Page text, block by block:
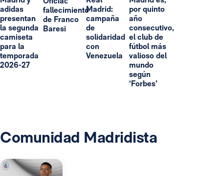
adidas
presentan
la segunda
camiseta
para la
temporada
2026-27
fallecimiento
de Franco
Baresi
Madrid:
campaña
de
solidaridad
con
Venezuela
por quinto
año
consecutivo,
el club de
fútbol más
valioso del
mundo
según
‘Forbes’
Comunidad Madridista